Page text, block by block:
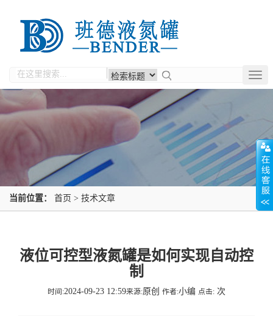
当前位置： 首页 > 技术文章
液位可控型液氮罐是如何实现自动控
制
时间:2024-09-23 12:59来源:原创 作者:小编 点击: 次